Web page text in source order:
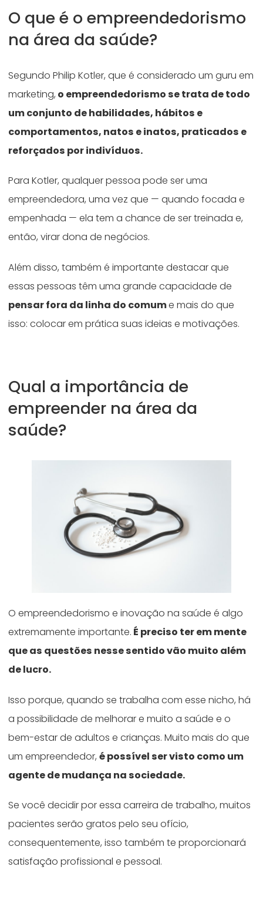
O que é o empreendedorismo
na área da saúde?
Segundo Philip Kotler, que é considerado um guru em
marketing,o empreendedorismo se trata de todo
um conjunto de habilidades, hábitos e
comportamentos, natos e inatos, praticados e
reforçados por indivíduos.
Para Kotler, qualquer pessoa pode ser uma
empreendedora, uma vez que — quando focada e
empenhada — ela tem a chance de ser treinada e,
então, virar dona de negócios.
Além disso, também é importante destacar que
essas pessoas têm uma grande capacidade de
pensar fora da linha do comume mais do que
isso: colocar em prática suas ideias e motivações.
Qual a importância de
empreender na área da
saúde?
O empreendedorismo e inovação na saúde é algo
extremamente importante. É preciso ter em mente
que as questões nesse sentido vão muito além
de lucro.
Isso porque, quando se trabalha com esse nicho, há
a possibilidade de melhorar e muito a saúde e o
bem-estar de adultos e crianças. Muito mais do que
um empreendedor,é possível ser visto como um
agente de mudança na sociedade.
Se você decidir por essa carreira de trabalho, muitos
pacientes serão gratos pelo seu ofício,
consequentemente, isso também te proporcionará
satisfação profissional e pessoal.